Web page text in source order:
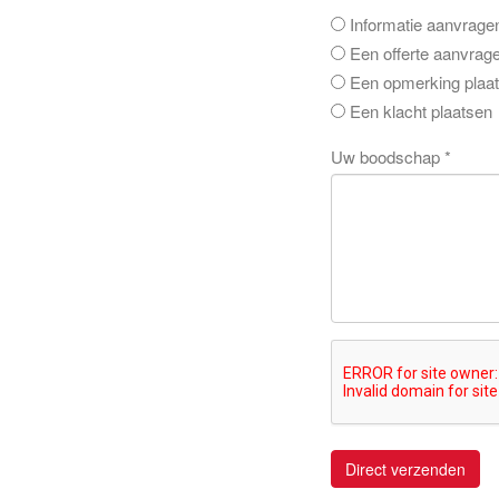
Informatie
Een offerte
Een opmerking
Een klacht plaatsen
Uw boodschap *
Direct verzenden